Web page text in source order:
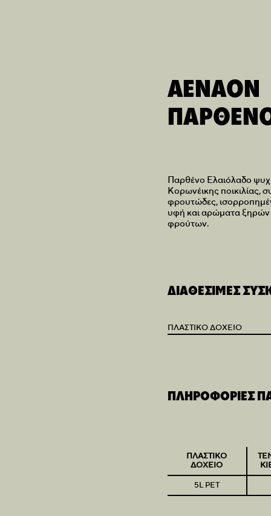
AENAON
Παρθένο Ελαιόλαδο
Κορωνέικης ποικιλίας,
φρουτώδες,
υφή και αρώματα ξηρών
φρούτων.
ΔΙΑΘΕΣΙΜΕΣ
ΠΛΑΣΤΙΚΌ ΔΟΧΕΊΟ
ΠΛΗΡΟΦΟΡΙΕΣ
ΠΛΑΣΤΙΚΟ
ΔΟΧΕΙΟ
5L PET